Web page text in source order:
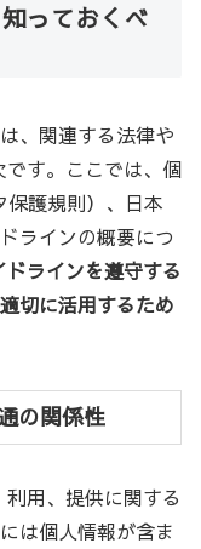
っておくべ
、関連する法律や
す。ここでは、個
保護規則）、日本
ラインの概要につ
ラインを遵守する
切に活用するため
の関係性
用、提供に関する
は個人情報が含ま